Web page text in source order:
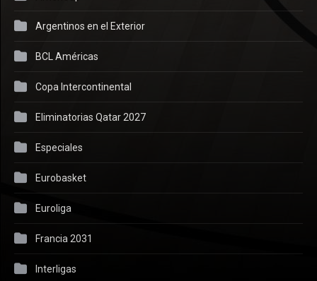
Argentinos en el Exterior
BCL Américas
Copa Intercontinental
Eliminatorias Qatar 2027
Especiales
Eurobasket
Euroliga
Francia 2031
Interligas